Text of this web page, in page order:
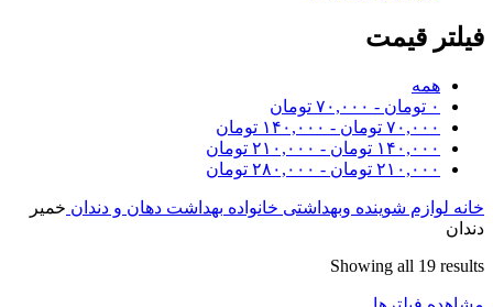
فیلتر قیمت
همه
۰ تومان - ۷۰,۰۰۰ تومان
۷۰,۰۰۰ تومان - ۱۴۰,۰۰۰ تومان
۱۴۰,۰۰۰ تومان - ۲۱۰,۰۰۰ تومان
۲۱۰,۰۰۰ تومان - ۲۸۰,۰۰۰ تومان
خانه لوازم شوینده وبهداشتی خانواده بهداشت دهان و دندان خمیر
دندان
Showing all 19 results